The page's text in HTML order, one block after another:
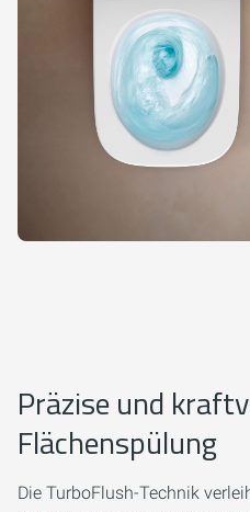
Präzise und
Flächenspülung
Die TurboFlush-Technik